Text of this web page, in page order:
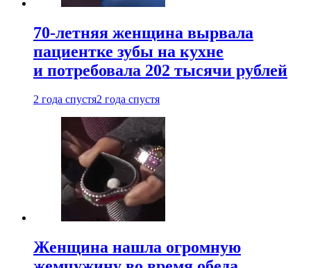
70-летняя женщина вырвала
пациентке зубы на кухне
и потребовала 202 тысячи рублей
2 года спустя2 года спустя
Женщина нашла огромную